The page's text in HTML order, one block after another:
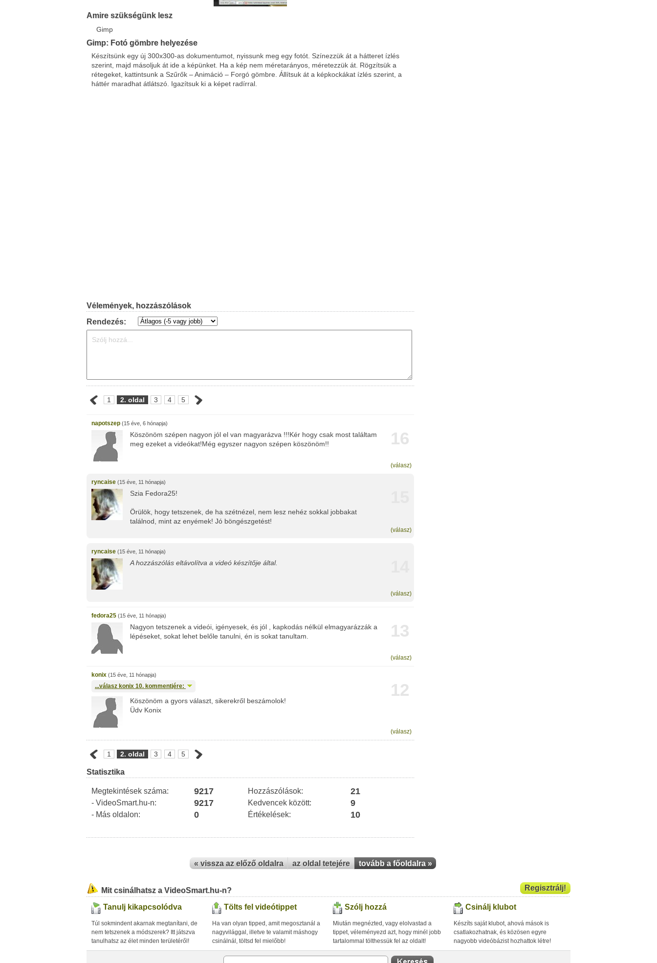
Google
Del.icio.us
Amire szükségünk lesz
Gimp
Gimp: Fotó gömbre helyezése
Készítsünk egy új 300x300-as dokumentumot, nyissunk meg egy fotót. Színezzük át a hátteret ízlés
szerint, majd másoljuk át ide a képünket. Ha a kép nem méretarányos, méretezzük át. Rögzítsük a
rétegeket, kattintsunk a Szűrők – Animáció – Forgó gömbre. Állítsuk át a képkockákat ízlés szerint, a
háttér maradhat átlátszó. Igazítsuk ki a képet radírral.
Vélemények, hozzászólások
Rendezés:
1 2. oldal 3 4 5
napotszep (15 éve, 6 hónapja)
16
Köszönöm szépen nagyon jól el van magyarázva !!!Kér hogy csak most találtam
meg ezeket a videókat!Még egyszer nagyon szépen köszönöm!!
(válasz)
ryncaise (15 éve, 11 hónapja)
Szia Fedora25!
Örülök, hogy tetszenek, de ha szétnézel, nem lesz nehéz sokkal jobbakat
találnod, mint az enyémek! Jó böngészgetést!
(válasz)
ryncaise (15 éve, 11 hónapja)
A hozzászólás eltávolítva a videó készítője által.
(válasz)
fedora25 (15 éve, 11 hónapja)
13
Nagyon tetszenek a videói, igényesek, és jól , kapkodás nélkül elmagyarázzák a
lépéseket, sokat lehet belőle tanulni, én is sokat tanultam.
(válasz)
konix (15 éve, 11 hónapja)
12
...válasz konix 10. kommentjére:
Köszönöm a gyors választ, sikerekről beszámolok!
Üdv Konix
(válasz)
1 2. oldal 3 4 5
Statisztika
Megtekintések száma: 9217 Hozzászólások: 21
- VideoSmart.hu-n: 9217 Kedvencek között: 9
- Más oldalon: 0 Értékelések: 10
« vissza az előző oldalra az oldal tetejére tovább a főoldalra »
Regisztrálj!
Mit csinálhatsz a VideoSmart.hu-n?
Tanulj kikapcsolódva
Túl sokmindent akarnak megtanítani, de
nem tetszenek a módszerek? Itt játszva
tanulhatsz az élet minden területéről!
Tölts fel videótippet
Ha van olyan tipped, amit megosztanál a
nagyvilággal, illetve te valamit máshogy
csinálnál, töltsd fel mielőbb!
Szólj hozzá
Miután megnézted, vagy elolvastad a
tippet, véleményezd azt, hogy minél jobb
tartalommal tölthessük fel az oldalt!
Csinálj klubot
Készíts saját klubot, ahová mások is
csatlakozhatnak, és közösen egyre
nagyobb videóbázist hozhattok létre!